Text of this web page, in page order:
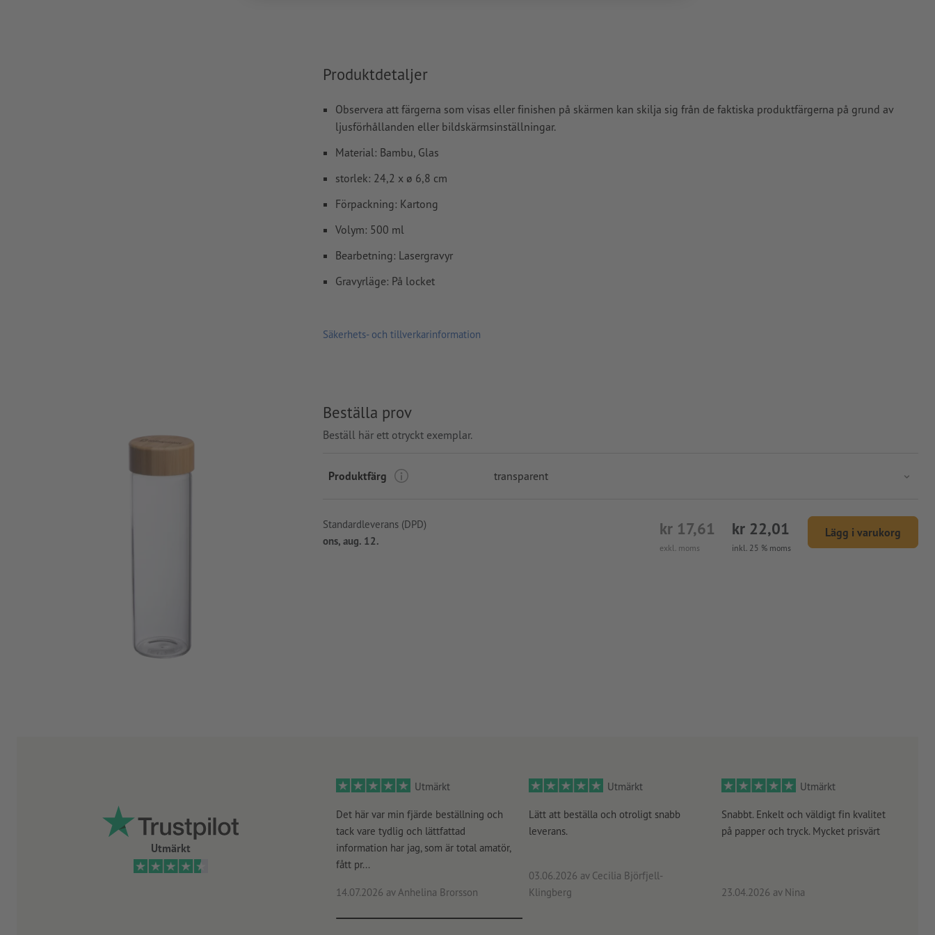
Hur skapar jag utskriftsdata korrekt?
Produktdetaljer
Observera att färgerna som visas eller finishen på skärmen kan skilja sig från de faktiska produktfärgerna på grund av
ljusförhållanden eller bildskärmsinställningar.
Material: Bambu, Glas
storlek: 24,2 x ø 6,8 cm
Förpackning: Kartong
Volym: 500 ml
Bearbetning: Lasergravyr
Gravyrläge: På locket
Säkerhets- och tillverkarinformation
Beställa prov
Beställ här ett otryckt exemplar.
Produktfärg transparent
exkl. moms
kr 17,61
inkl. 25 % moms
kr 22,01 Lägg i varukorg
Standardleverans (DPD)
ons, aug. 12.
Utmärkt
Utmärkt
Det här var min fjärde beställning och
tack vare tydlig och lättfattad
information har jag, som är total amatör,
fått pr...
14.07.2026 av Anhelina Brorsson
Utmärkt
Lätt att beställa och otroligt snabb
leverans.
03.06.2026 av Cecilia Björfjell-
Klingberg
Utmärkt
Snabbt. Enkelt och väldigt fin kvalitet
på papper och tryck. Mycket prisvärt
23.04.2026 av Nina